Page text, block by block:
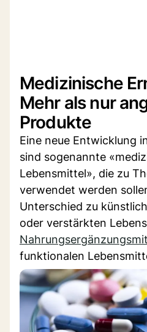
Medizinische
Mehr als nur
Produkte
Eine neue Entwicklung
sind sogenannte
Lebensmittel», die zu
verwendet werden
Unterschied zu
oder verstärkten
funktionalen